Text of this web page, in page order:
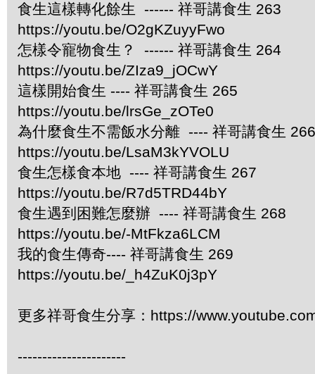
食生這樣轉化餘生 ------ 祥哥講食生 263
https://youtu.be/O2gKZuyyFwo
怎樣令寵物食生？ ------ 祥哥講食生 264
https://youtu.be/ZIza9_jOCwY
這樣開始食生 ---- 祥哥講食生 265
https://youtu.be/lrsGe_zOTe0
為什麼食生不需飯水分離 ---- 祥哥講食生 266
https://youtu.be/LsaM3kYVOLU
食生怎樣食本地 ---- 祥哥講食生 267
https://youtu.be/R7d5TRD44bY
食生遇到困難怎麼辦 ---- 祥哥講食生 268
https://youtu.be/-MtFkza6LCM
我的食生傳奇---- 祥哥講食生 269
https://youtu.be/_h4ZuK0j3pY
更多祥哥食生分享：https://
----------------------